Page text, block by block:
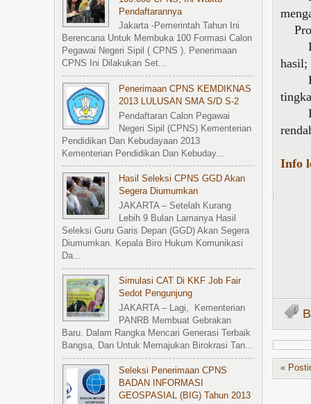
hasil;
Info
«
Pendaftarannya
Jakarta -Pemerintah Tahun Ini
Berencana Untuk Membuka 100 Formasi Calon
Pegawai Negeri Sipil ( CPNS ). Penerimaan
CPNS Ini Dilakukan Set...
Penerimaan CPNS KEMDIKNAS
2013 LULUSAN SMA S/d S-2
Pendaftaran Calon Pegawai
Negeri Sipil (CPNS) Kementerian
Pendidikan Dan Kebudayaan 2013
Kementerian Pendidikan Dan Kebuday...
Hasil Seleksi CPNS GGD Akan
Segera Diumumkan
JAKARTA – Setelah Kurang
Lebih 9 Bulan Lamanya Hasil
Seleksi Guru Garis Depan (GGD) Akan Segera
Diumumkan. Kepala Biro Hukum Komunikasi
Da...
Simulasi CAT Di KKF Job Fair
Sedot Pengunjung
JAKARTA – Lagi, Kementerian
PANRB Membuat Gebrakan
Baru. Dalam Rangka Mencari Generasi Terbaik
Bangsa, Dan Untuk Memajukan Birokrasi Tan...
Seleksi Penerimaan CPNS
BADAN INFORMASI
GEOSPASIAL (BIG) Tahun 2013